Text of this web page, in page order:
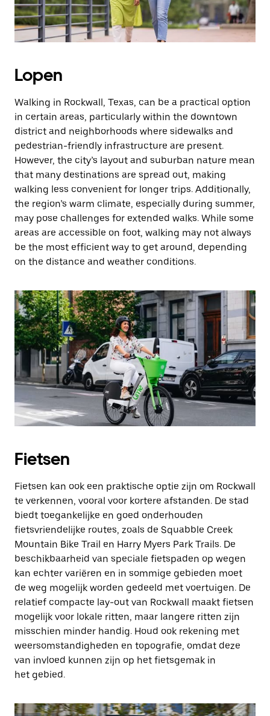
Lopen
Walking in Rockwall, Texas, can be a practical option
in certain areas, particularly within the downtown
district and neighborhoods where sidewalks and
pedestrian-friendly infrastructure are present.
However, the city’s layout and suburban nature mean
that many destinations are spread out, making
walking less convenient for longer trips. Additionally,
the region’s warm climate, especially during summer,
may pose challenges for extended walks. While some
areas are accessible on foot, walking may not always
be the most efficient way to get around, depending
on the distance and weather conditions.
Fietsen
Fietsen kan ook een praktische optie zijn om Rockwall
te verkennen, vooral voor kortere afstanden. De stad
biedt toegankelijke en goed onderhouden
fietsvriendelijke routes, zoals de Squabble Creek
Mountain Bike Trail en Harry Myers Park Trails. De
beschikbaarheid van speciale fietspaden op wegen
kan echter variëren en in sommige gebieden moet
de weg mogelijk worden gedeeld met voertuigen. De
relatief compacte lay-out van Rockwall maakt fietsen
mogelijk voor lokale ritten, maar langere ritten zijn
misschien minder handig. Houd ook rekening met
weersomstandigheden en topografie, omdat deze
van invloed kunnen zijn op het fietsgemak in
het gebied.